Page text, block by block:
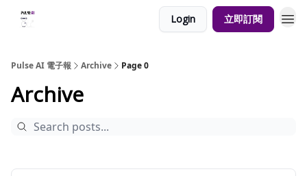
Login 立即訂閱
Pulse AI 電子報 Archive Page 0
Archive